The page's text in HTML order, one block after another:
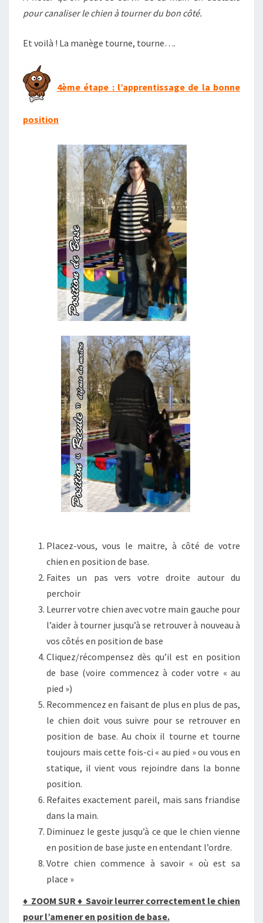
pour canaliser le chien à tourner du bon côté.
Et voilà ! La manège tourne, tourne….
4ème étape : l’apprentissage de la bonne
position
Placez-vous, vous le maitre, à côté de votre
chien en position de base.
Faites un pas vers votre droite autour du
perchoir
Leurrer votre chien avec votre main gauche pour
l’aider à tourner jusqu’à se retrouver à nouveau à
vos côtés en position de base
Cliquez/récompensez dès qu’il est en position
de base (voire commencez à coder votre « au
pied »)
Recommencez en faisant de plus en plus de pas,
le chien doit vous suivre pour se retrouver en
position de base. Au choix il tourne et tourne
toujours mais cette fois-ci « au pied » ou vous en
statique, il vient vous rejoindre dans la bonne
position.
Refaites exactement pareil, mais sans friandise
dans la main.
Diminuez le geste jusqu’à ce que le chien vienne
en position de base juste en entendant l’ordre.
Votre chien commence à savoir « où est sa
place »
♦ ZOOM SUR♦ Savoir leurrer correctement le chien
pour l’amener en position de base.